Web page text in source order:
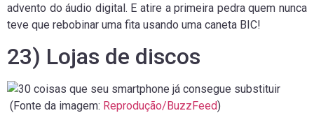
advento do áudio digital. E atire a primeira pedra quem nunca
teve que rebobinar uma fita usando uma caneta BIC!
23) Lojas de discos
(Fonte da imagem: Reprodução/BuzzFeed)